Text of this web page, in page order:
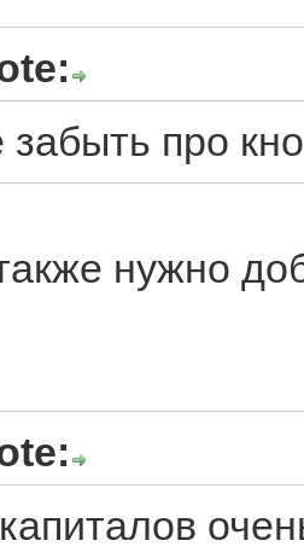
про
нужно